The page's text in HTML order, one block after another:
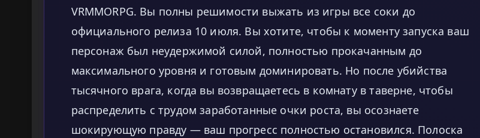
VRMMORPG. Вы полны решимости выжать из игры все соки до
официального релиза 10 июля. Вы хотите, чтобы к моменту запуска ваш
персонаж был неудержимой силой, полностью прокачанным до
максимального уровня и готовым доминировать. Но после убийства
тысячного врага, когда вы возвращаетесь в комнату в таверне, чтобы
распределить с трудом заработанные очки роста, вы осознаете
шокирующую правду — ваш прогресс полностью остановился. Полоска